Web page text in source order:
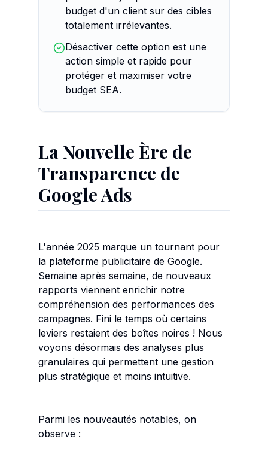
budget d'un client sur des cibles
totalement irrélevantes.
Désactiver cette option est une
action simple et rapide pour
protéger et maximiser votre
budget SEA.
La Nouvelle Ère de
Transparence de
Google Ads
L'année 2025 marque un tournant pour
la plateforme publicitaire de Google.
Semaine après semaine, de nouveaux
rapports viennent enrichir notre
compréhension des performances des
campagnes. Fini le temps où certains
leviers restaient des boîtes noires ! Nous
voyons désormais des analyses plus
granulaires qui permettent une gestion
plus stratégique et moins intuitive.
Parmi les nouveautés notables, on
observe :